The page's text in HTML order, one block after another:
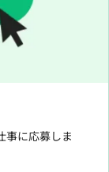
事に応募しま